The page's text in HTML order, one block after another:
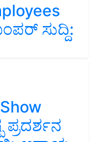
ಸುದ್ದಿ: